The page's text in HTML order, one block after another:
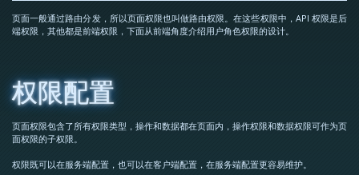
页面一般通过路由分发，所以页面权限也叫做路由权限。在这些权限中，API 权限是后
端权限，其他都是前端权限，下面从前端角度介绍用户角色权限的设计。
权限配置
页面权限包含了所有权限类型，操作和数据都在页面内，操作权限和数据权限可作为页
面权限的子权限。
权限既可以在服务端配置，也可以在客户端配置，在服务端配置更容易维护。